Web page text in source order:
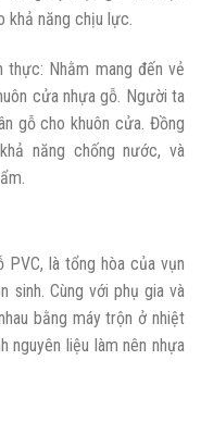
khả năng chịu lực.
Nhằm mang đến vẻ
cửa nhựa gỗ. Người ta
gỗ cho khuôn cửa. Đồng
năng chống nước, và
là tổng hòa của vụn
sinh. Cùng với phụ gia và
bằng máy trộn ở nhiệt
nguyên liệu làm nên nhựa